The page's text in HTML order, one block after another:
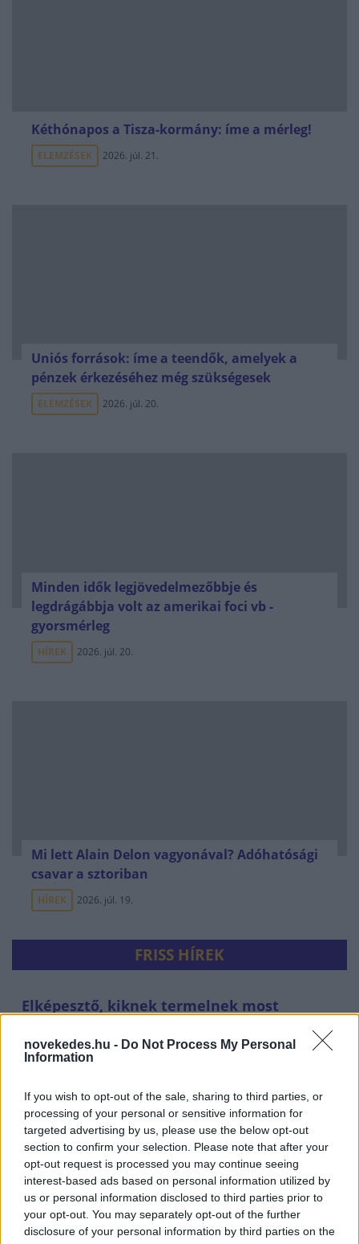
novekedes.hu - Do Not Process My Personal
Information
If you wish to opt-out of the sale, sharing to third parties, or
processing of your personal or sensitive information for
targeted advertising by us, please use the below opt-out
section to confirm your selection. Please note that after your
opt-out request is processed you may continue seeing
interest-based ads based on personal information utilized by
us or personal information disclosed to third parties prior to
your opt-out. You may separately opt-out of the further
disclosure of your personal information by third parties on the
Kéthónapos a Tisza-kormány: íme a mérleg!
ELEMZÉSEK 2026. júl. 21.
Uniós források: íme a teendők, amelyek a
pénzek érkezéséhez még szükségesek
ELEMZÉSEK 2026. júl. 20.
Minden idők legjövedelmezőbbje és
legdrágábbja volt az amerikai foci vb -
gyorsmérleg
HÍREK 2026. júl. 20.
Mi lett Alain Delon vagyonával? Adóhatósági
csavar a sztoriban
HÍREK 2026. júl. 19.
FRISS HÍREK
Elképesztő, kiknek termelnek most
ELEMZÉSEK
Súlyos feszültség Olaszország és